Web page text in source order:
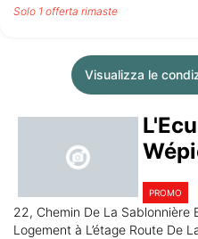
Solo 1 offerta rimaste
Visualizza le
PROMO
22, Chemin De La Sablonnière
Logement à L’étage Route De